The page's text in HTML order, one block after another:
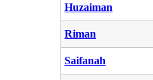
Huzaiman
Riman
Saifanah